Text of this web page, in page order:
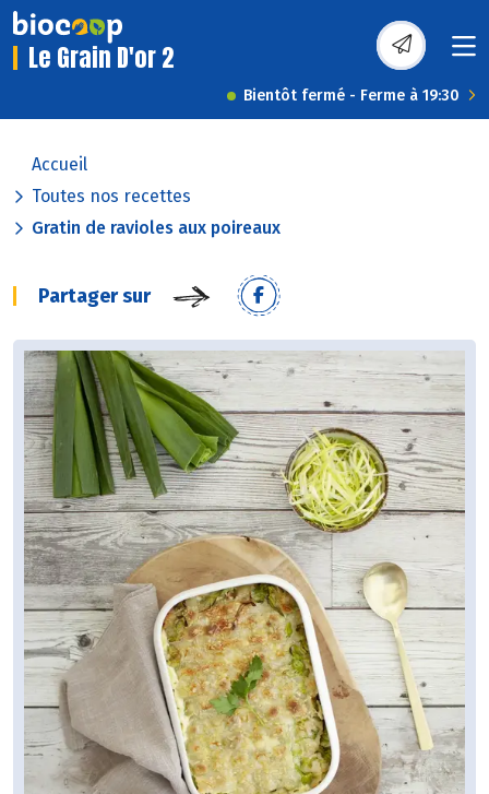
Le Grain D'or 2
Bientôt fermé - Ferme à 19:30
Accueil
Toutes nos recettes
Gratin de ravioles aux poireaux
Partager sur